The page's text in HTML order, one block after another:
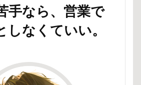
手なら、営業で
しなくていい。